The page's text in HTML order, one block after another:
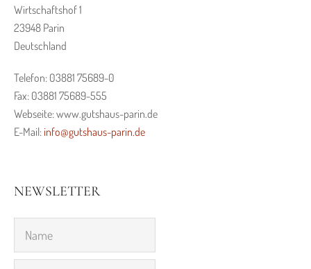
Wirtschaftshof 1
23948 Parin
Deutschland
Telefon: 03881 75689-0
Fax: 03881 75689-555
Webseite: www.gutshaus-parin.de
E-Mail: info@gutshaus-parin.de
NEWSLETTER